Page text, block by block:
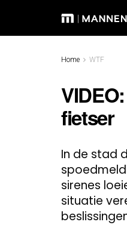
Home WTF
fietser
In de stad
sirenes
situatie